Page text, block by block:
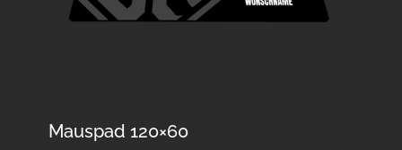
Mauspad 120×60